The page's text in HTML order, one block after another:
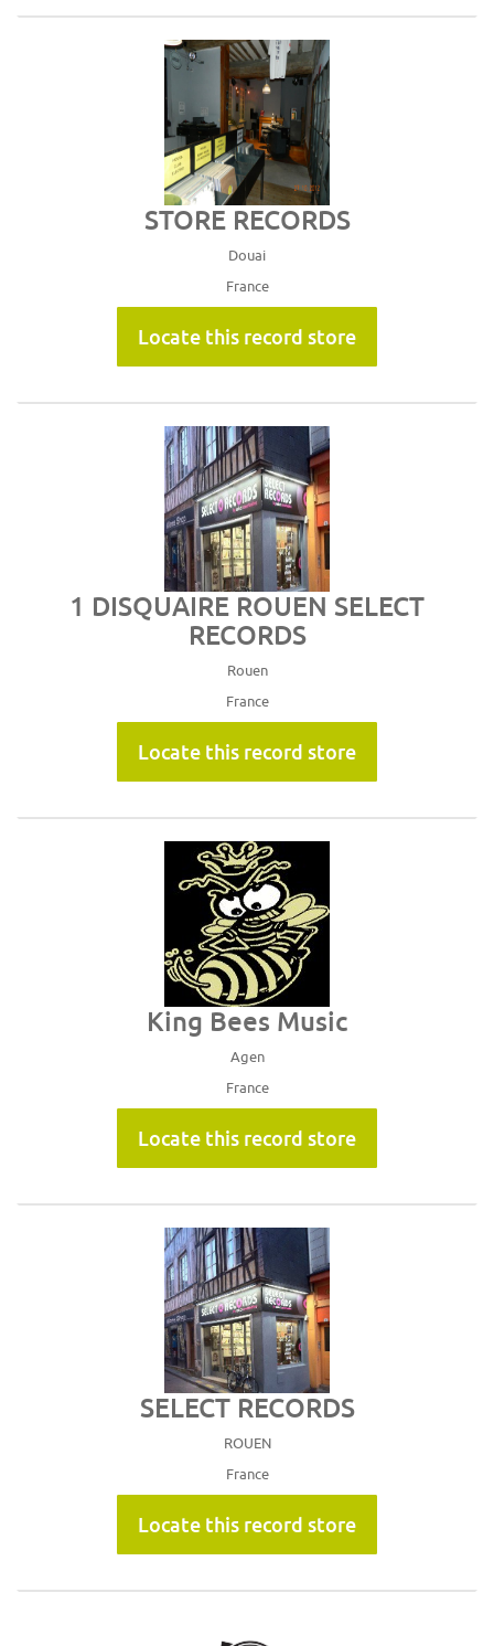
STORE RECORDS
Douai
France
Locate this record store
1 DISQUAIRE ROUEN SELECT
RECORDS
Rouen
France
Locate this record store
King Bees Music
Agen
France
Locate this record store
SELECT RECORDS
ROUEN
France
Locate this record store